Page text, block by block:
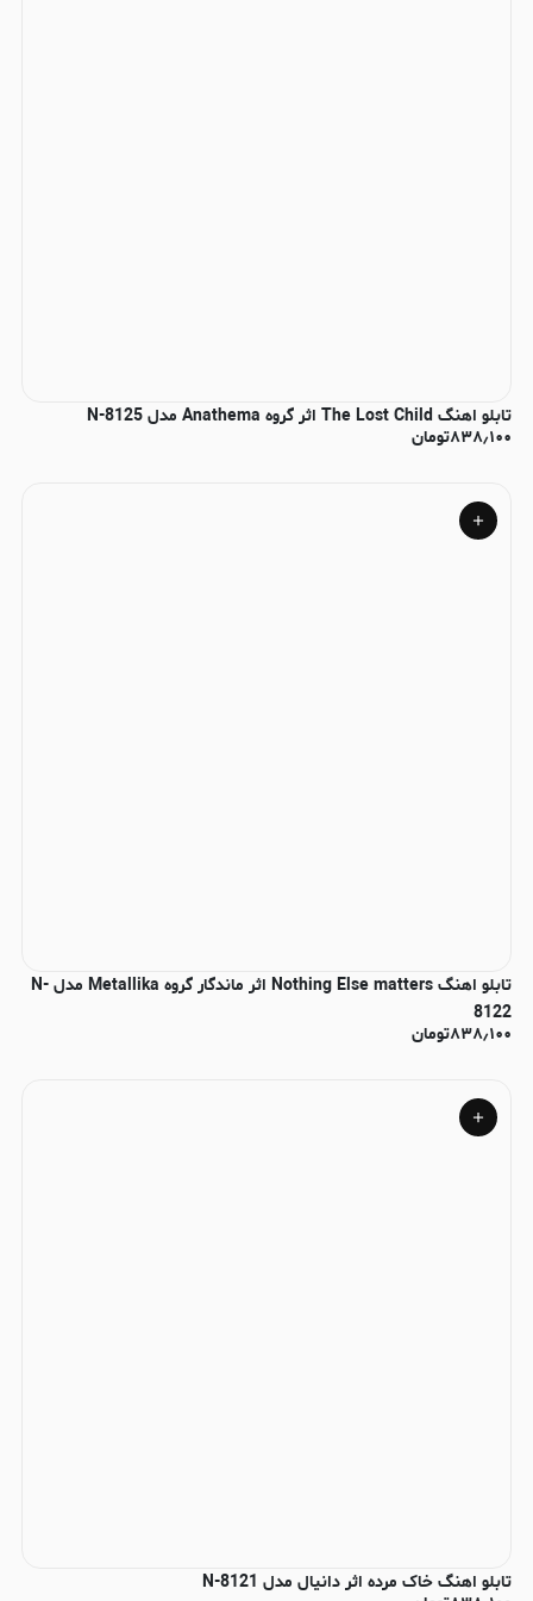
تابلو اهنگ The Lost Child اثر گروه Anathema مدل N-8125
۸۳۸٫۱۰۰تومان
تابلو اهنگ Nothing Else matters اثر ماندگار گروه Metallika مدل N-
8122
۸۳۸٫۱۰۰تومان
تابلو اهنگ خاک مرده اثر دانیال مدل N-8121